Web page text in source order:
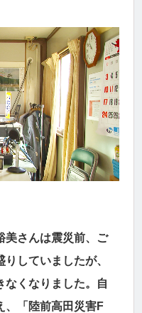
美さんは震災前、ご
していましたが、
なくなりました。自
、「陸前高田災害F